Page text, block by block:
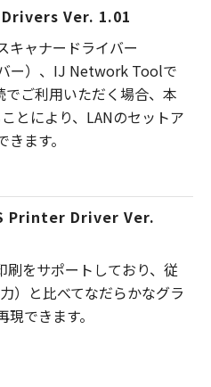
Drivers Ver. 1.01
キャナードライバー
バー）、IJ Network Toolで
ご利用いただく場合、本
とにより、LANのセットア
ます。
Printer Driver Ver.
をサポートしており、従
）と比べてなだらかなグラ
できます。